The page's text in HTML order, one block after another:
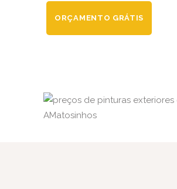
ORÇAMENTO GRÁTIS